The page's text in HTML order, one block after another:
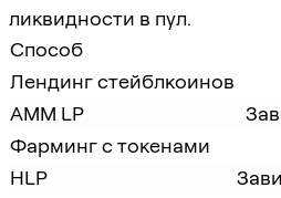
ликвидности в пул.
Способ
Лендинг стейблкоинов
AMM LP
Фарминг с токенами
HLP